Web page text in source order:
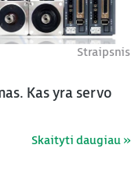
Straipsnis
Kas yra servo
Skaityti daugiau »